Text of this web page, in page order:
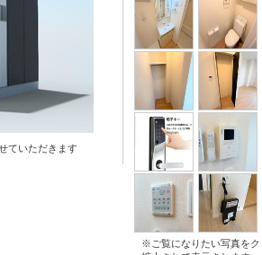
ていただきます
※ご覧になりたい写真をク